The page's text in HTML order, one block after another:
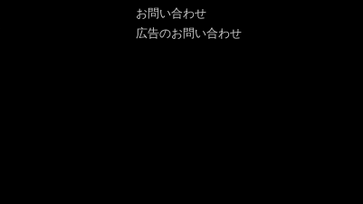
お問い合わせ
広告のお問い合わせ